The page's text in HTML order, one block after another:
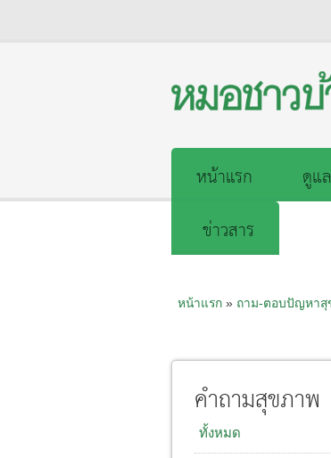
หน้าแรก ดูแ
ข่าวสาร
หน้าแรก» ถาม-ตอบปัญหาสุ
คำถามสุขภาพ
ทั้งหมด